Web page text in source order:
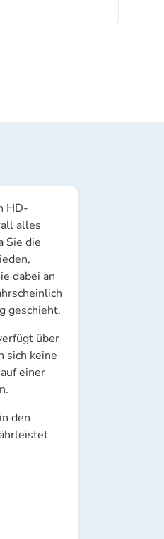
HD-
alles
Sie die
dabei an
geschieht.
über
sich keine
einer
den